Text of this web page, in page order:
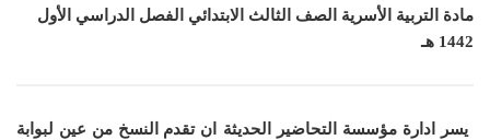
مادة التربية الأسرية الصف الثالث الابتدائي الفصل الدراسي الأول
1442 هـ
يسر ادارة مؤسسة التحاضير الحديثة ان تقدم النسخ من عين لبوابة